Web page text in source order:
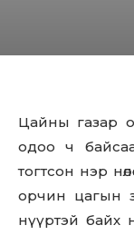
Цайны газар
одоо ч
тогтсон нэр
орчин цагын
нүүртэй байх